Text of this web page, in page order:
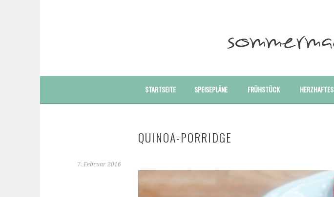
STARTSEITE SPEISEPLÄNE FRÜHSTÜCK HERZHAFTES
QUINOA-PORRIDGE
7. Februar 2016